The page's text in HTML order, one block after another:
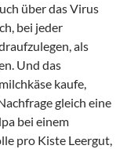
über das Virus
bei jeder
als
Und das
kaufe,
gleich eine
bei einem
pro Kiste Leergut,